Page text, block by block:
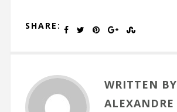
SHARE:
WRITTEN BY
ALEXANDRE